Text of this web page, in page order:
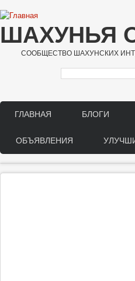
Перейти к основному содержанию
ШАХУНЬЯ
СООБЩЕСТВО ШАХУНСКИХ
Main menu
ГЛАВНАЯ БЛОГИ
ОБЪЯВЛЕНИЯ